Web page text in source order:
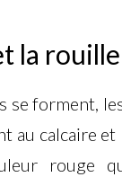
la rouille
se forment,
au calcaire
rouge